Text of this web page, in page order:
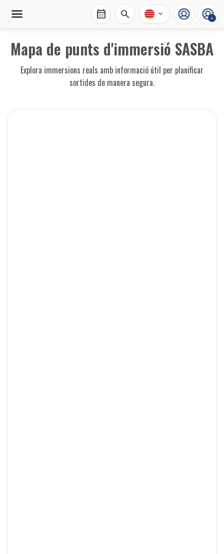
calendar_month search expand_more +
Mapa de punts d'immersió SASBA
Explora immersions reals amb informació útil per planificar
sortides de manera segura.